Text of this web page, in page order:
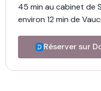
45 min au cabinet de
environ 12 min de
Réserver sur